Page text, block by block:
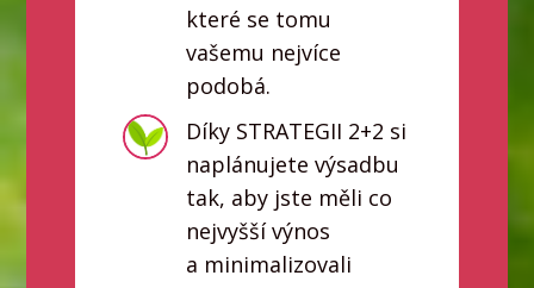
které se tomu
vašemu nejvíce
podobá.
Díky STRATEGII 2+2 si
naplánujete výsadbu
tak, aby jste měli co
nejvyšší výnos
a minimalizovali